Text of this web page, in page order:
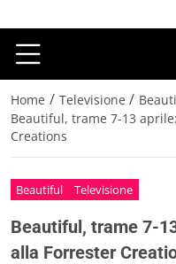
Home / Televisione /
Beautiful, trame 7-13
Creations
Beautiful Televisione
Beautiful, trame 7-
alla Forrester